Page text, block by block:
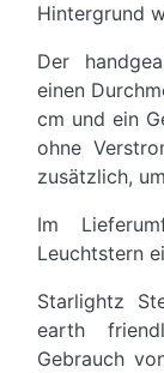
Hintergrund
Der
einen
cm und ein
ohne
zusätzlich,
Im
Leuchtstern
Starlightz
earth
Gebrauch